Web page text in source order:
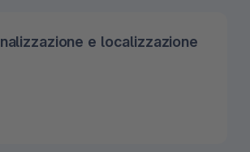
e localizzazione